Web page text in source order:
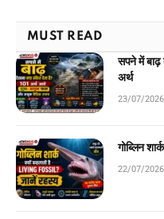
MUST READ
सपने में
अर्थ
23/07/2026
गोब्लिन
22/07/2026